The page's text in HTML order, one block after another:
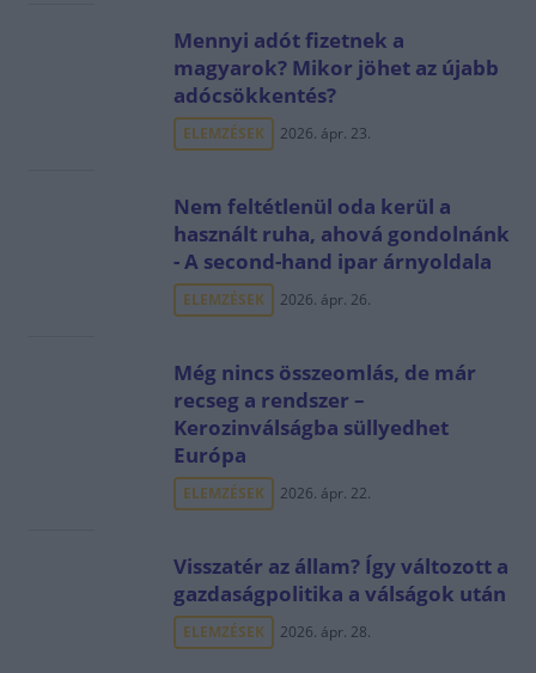
Mennyi adót fizetnek a
magyarok? Mikor jöhet az újabb
adócsökkentés?
ELEMZÉSEK 2026. ápr. 23.
Nem feltétlenül oda kerül a
használt ruha, ahová gondolnánk
- A second-hand ipar árnyoldala
ELEMZÉSEK 2026. ápr. 26.
Még nincs összeomlás, de már
recseg a rendszer –
Kerozinválságba süllyedhet
Európa
ELEMZÉSEK 2026. ápr. 22.
Visszatér az állam? Így változott a
gazdaságpolitika a válságok után
ELEMZÉSEK 2026. ápr. 28.